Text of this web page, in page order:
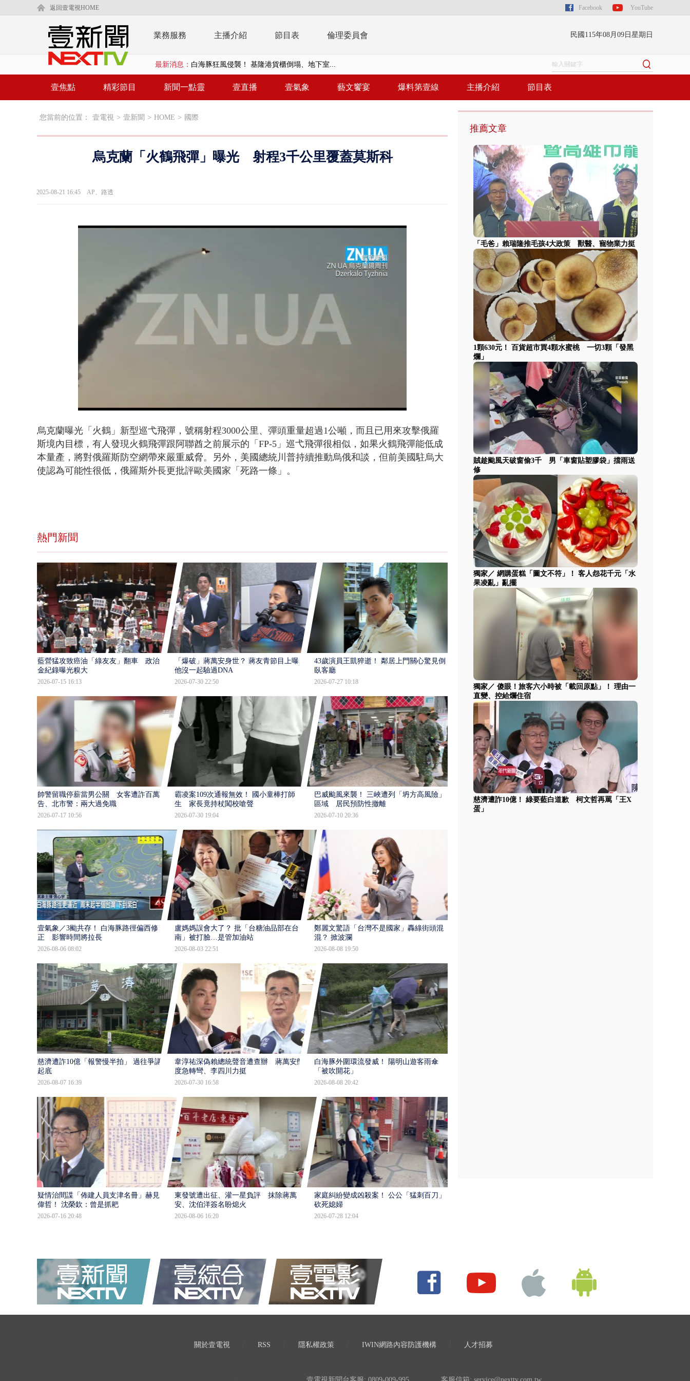
返回壹電視HOME Facebook YouTube
業務服務 主播介紹 節目表 倫理委員會 民國115年08月09日星期日
最新消息： 白海豚狂風侵襲！ 基隆港貨櫃倒塌、地下室...
慈濟遭詐10億！ 綠要藍白道歉 柯文哲再罵...
【新聞一點靈】里長參選人竟肇逃！ 連撞2車...
男子拒檢遭驗出毒、酒駕！ 2男開瑪莎拉蒂朝...
壹焦點 精彩節目 新聞一點靈 壹直播 壹氣象 藝文饗宴 爆料第壹線 主播介紹 節目表
您當前的位置： 壹電視 > 壹新聞 > HOME > 國際
烏克蘭「火鶴飛彈」曝光 射程3千公里覆蓋莫斯科
2025-08-21 16:45 AP、路透
54.54%
烏克蘭曝光「火鶴」新型巡弋飛彈，號稱射程3000公里、 彈頭重量超過1公噸， 而且已用來攻擊俄羅
斯境內目標，有人發現火鶴飛彈跟阿聯酋之前展示的「FP-5」巡弋飛彈很相似， 如果火鶴飛彈能低成
本量產，將對俄羅斯防空網帶來嚴重威脅。另外，美國總統川普持續推動烏俄和談，但前美國駐烏大
使認為可能性很低，俄羅斯外長更批評歐美國家「死路一條」。
熱門新聞
藍營猛攻致癌油「綠友友」翻車 政治獻
金紀錄曝光糗大
2026-07-15 16:13
「爆破」蔣萬安身世？ 蔣友青節目上曝：
他沒一起驗過DNA
2026-07-30 22:50
43歲演員王凱猝逝！ 鄰居上門關心驚見倒
臥客廳
2026-07-27 10:18
帥警留職停薪當男公關 女客遭詐百萬提
告、北市警：兩大過免職
2026-07-17 10:56
霸凌案109次通報無效！ 國小童棒打師
生 家長竟持杖闖校嗆聲
2026-07-30 19:04
巴威颱風來襲！ 三峽遭列「坍方高風險」
區域 居民預防性撤離
2026-07-10 20:36
壹氣象／3颱共存！ 白海豚路徑偏西修
正 影響時間將拉長
2026-08-06 08:02
盧媽媽誤會大了？ 批「台糖油品部在台
南」被打臉…是管加油站
2026-08-03 22:51
鄭麗文驚語「台灣不是國家」轟綠街頭混
混？ 掀波瀾
2026-08-08 19:50
慈濟遭詐10億「報警慢半拍」 過往爭議遭
起底
2026-08-07 16:39
韋淳祐深偽賴總統聲音遭查辦 蔣萬安態
度急轉彎、李四川力挺
2026-07-30 16:58
白海豚外圍環流發威！ 陽明山遊客雨傘
「被吹開花」
2026-08-08 20:42
疑情治間諜「佈建人員支津名冊」赫見黃
偉哲！ 沈榮欽：曾是抓耙
2026-07-16 20:48
東發號遭出征、灌一星負評 抹除蔣萬
安、沈伯洋簽名盼熄火
2026-08-06 16:20
家庭糾紛變成凶殺案！ 公公「猛刺百刀」
砍死媳婦
2026-07-28 12:04
推薦文章
「毛爸」賴瑞隆推毛孩4大政策 獸醫、寵物業力挺
1顆630元！ 百貨超市買4顆水蜜桃 一切3顆「發黑
爛」
賊趁颱風天破窗偷3千 男「車窗貼塑膠袋」擋雨送
修
獨家／ 網購蛋糕「圖文不符」！ 客人怨花千元「水
果凌亂」亂擺
獨家／ 傻眼！旅客六小時被「載回原點」！ 理由一
直變、控給爛住宿
慈濟遭詐10億！ 綠要藍白道歉 柯文哲再罵「王X
蛋」
關於壹電視 RSS 隱私權政策 IWIN網路內容防護機構 人才招募